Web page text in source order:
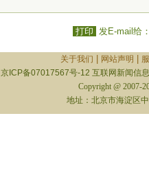
打印 发E-mail给
关于我们 网站声明
京ICP备07017567号-12 互联网新闻信
Copyright @ 2007-
地址：北京市海淀区